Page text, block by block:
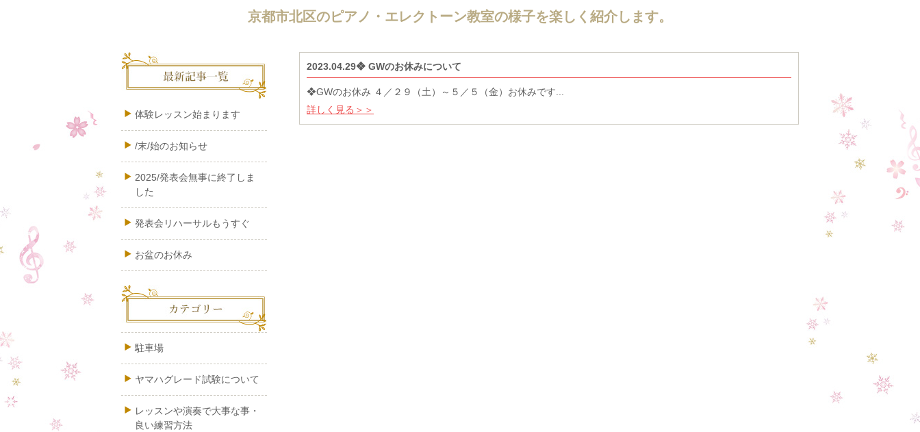
京都市北区のピアノ・エレクトーン教室の様子を楽しく紹介します。
2023.04.29❖ GWのお休みについて
❖GWのお休み ４／２９（土）～５／５（金）お休みです...
詳しく見る＞＞
体験レッスン始まります
/末/始のお知らせ
2025/発表会無事に終了しま
した
発表会リハーサルもうすぐ
お盆のお休み
駐車場
ヤマハグレード試験について
レッスンや演奏で大事な事・
良い練習方法